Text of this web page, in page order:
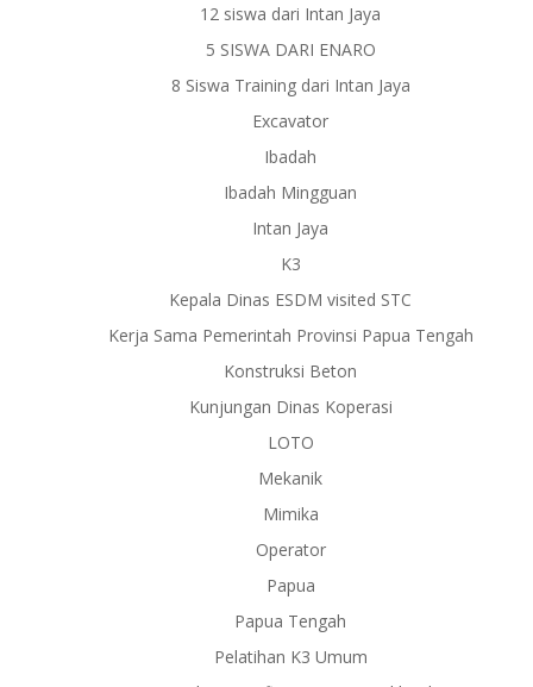
12 siswa dari Intan Jaya
5 SISWA DARI ENARO
8 Siswa Training dari Intan Jaya
Excavator
Ibadah
Ibadah Mingguan
Intan Jaya
K3
Kepala Dinas ESDM visited STC
Kerja Sama Pemerintah Provinsi Papua Tengah
Konstruksi Beton
Kunjungan Dinas Koperasi
LOTO
Mekanik
Mimika
Operator
Papua
Papua Tengah
Pelatihan K3 Umum